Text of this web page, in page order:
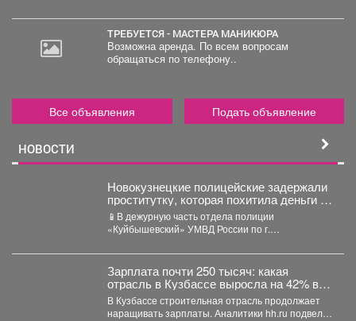
ТРЕБУЕТСЯ - МАСТЕРА МАНИКЮРА
Возможна аренда. По всем вопросам
обращаться по телефону..
Все объявления Подать объявление
НОВОСТИ
Новокузнецкие полицейские задержали
проститутку, которая похитила деньги у
клиента
📱В дежурную часть отдела полиции
«Куйбышевский» УМВД России по г.
житель....
Зарплата почти 250 тысяч: какая
отрасль в Кузбассе выросла на 42% в
доходе
В Кузбассе строительная отрасль продолжает
наращивать зарплаты. Аналитики hh.ru подвели